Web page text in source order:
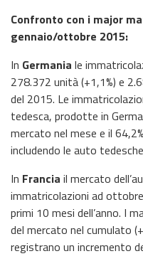
Confronto con i major
gennaio/ottobre 2015:
In Germania le
278.372 unità (+1,1%) e
del 2015. Le
tedesca, prodotte in
mercato nel mese e il
includendo le auto
In Francia il mercato
immatricolazioni ad
primi 10 mesi dell’anno. I
del mercato nel cumulato
registrano un incremento